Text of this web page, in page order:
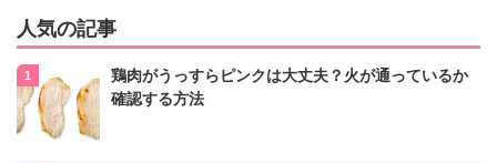
人気の記事
鶏肉がうっすらピンクは大丈夫？火が通っているか
確認する方法